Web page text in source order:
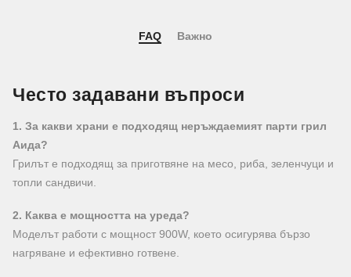
FAQ Важно
Често задавани въпроси
1. За какви храни е подходящ неръждаемият парти грил
Аида?
Грилът е подходящ за приготвяне на месо, риба, зеленчуци и
топли сандвичи.
2. Каква е мощността на уреда?
Моделът работи с мощност 900W, което осигурява бързо
нагряване и ефективно готвене.